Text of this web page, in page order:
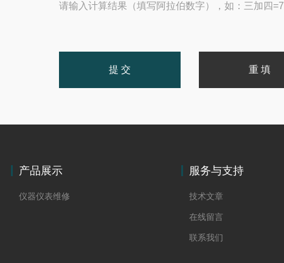
请输入计算结果（填写阿拉伯数字），如：三加四=7
产品展示
仪器仪表维修
服务与支持
技术文章
在线留言
联系我们